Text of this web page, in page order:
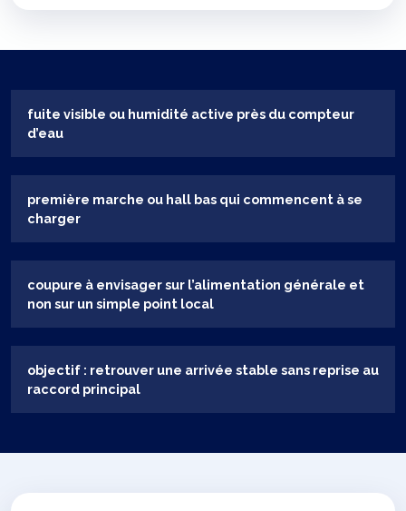
fuite visible ou humidité active près du compteur
d’eau
première marche ou hall bas qui commencent à se
charger
coupure à envisager sur l’alimentation générale et
non sur un simple point local
objectif : retrouver une arrivée stable sans reprise au
raccord principal